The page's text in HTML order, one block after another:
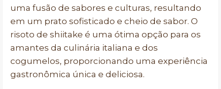
uma fusão de sabores e culturas, resultando
em um prato sofisticado e cheio de sabor. O
risoto de shiitake é uma ótima opção para os
amantes da culinária italiana e dos
cogumelos, proporcionando uma experiência
gastronômica única e deliciosa.